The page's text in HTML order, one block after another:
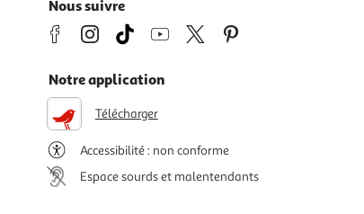
Nous suivre
Notre application
Télécharger
Accessibilité : non conforme
Espace sourds et malentendants